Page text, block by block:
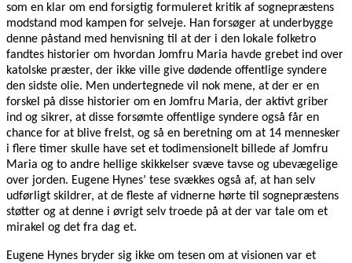
som en klar om end forsigtig formuleret kritik af sognepræstens
modstand mod kampen for selveje. Han forsøger at underbygge
denne påstand med henvisning til at der i den lokale folketro
fandtes historier om hvordan Jomfru Maria havde grebet ind over
katolske præster, der ikke ville give dødende offentlige syndere
den sidste olie. Men undertegnede vil nok mene, at der er en
forskel på disse historier om en Jomfru Maria, der aktivt griber
ind og sikrer, at disse forsømte offentlige syndere også får en
chance for at blive frelst, og så en beretning om at 14 mennesker
i flere timer skulle have set et todimensionelt billede af Jomfru
Maria og to andre hellige skikkelser svæve tavse og ubevægelige
over jorden. Eugene Hynes’ tese svækkes også af, at han selv
udførligt skildrer, at de fleste af vidnerne hørte til sognepræstens
støtter og at denne i øvrigt selv troede på at der var tale om et
mirakel og det fra dag et.
Eugene Hynes bryder sig ikke om tesen om at visionen var et